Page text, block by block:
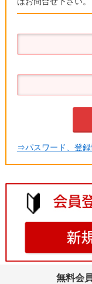
⇒パスワード、登
無料会